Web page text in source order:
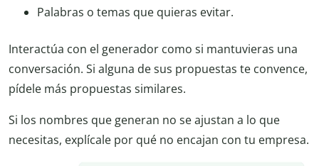
Palabras o temas que quieras evitar.
Interactúa con el generador como si mantuvieras una
conversación. Si alguna de sus propuestas te convence,
pídele más propuestas similares.
Si los nombres que generan no se ajustan a lo que
necesitas, explícale por qué no encajan con tu empresa.